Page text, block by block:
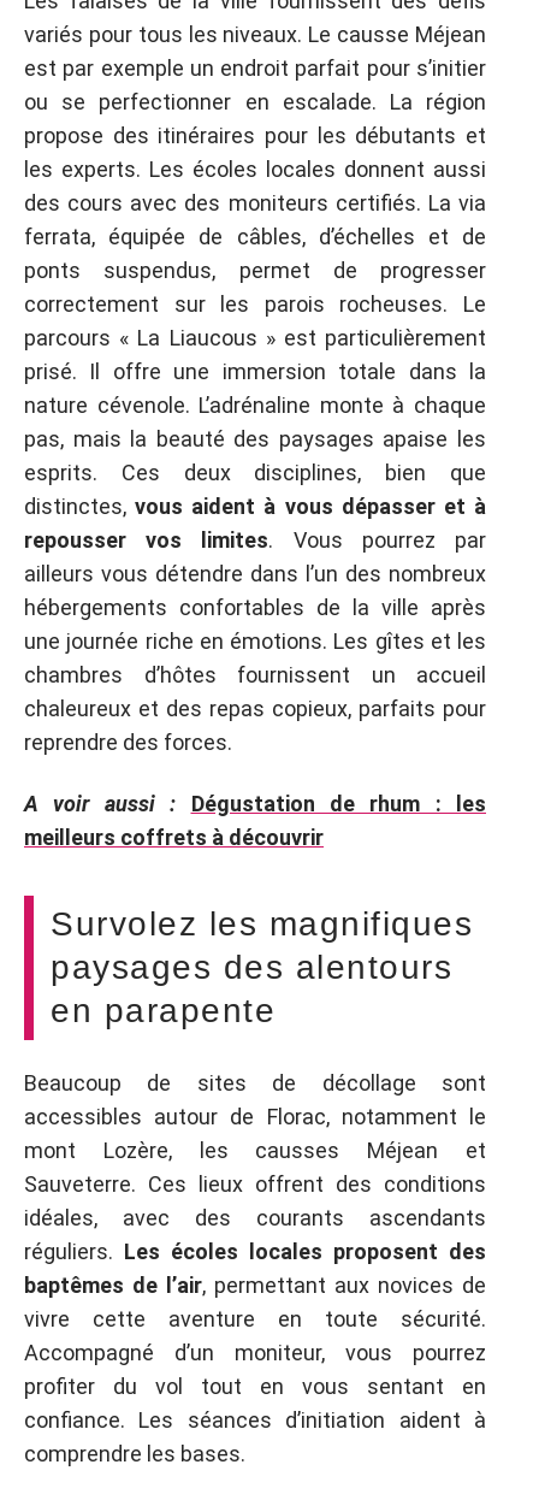
variés pour tous les niveaux. Le causse Méjean
est par exemple un endroit parfait pour s’initier
ou se perfectionner en escalade. La région
propose des itinéraires pour les débutants et
les experts. Les écoles locales donnent aussi
des cours avec des moniteurs certifiés. La via
ferrata, équipée de câbles, d’échelles et de
ponts suspendus, permet de progresser
correctement sur les parois rocheuses. Le
parcours « La Liaucous » est particulièrement
prisé. Il offre une immersion totale dans la
nature cévenole. L’adrénaline monte à chaque
pas, mais la beauté des paysages apaise les
esprits. Ces deux disciplines, bien que
distinctes,vous aident à vous dépasser et à
repousser vos limites. Vous pourrez par
ailleurs vous détendre dans l’un des nombreux
hébergements confortables de la ville après
une journée riche en émotions. Les gîtes et les
chambres d’hôtes fournissent un accueil
chaleureux et des repas copieux, parfaits pour
reprendre des forces.
A voir aussi :
Dégustation de rhum : les
meilleurs coffrets à découvrir
Survolez les magnifiques
paysages des alentours
en parapente
Beaucoup de sites de décollage sont
accessibles autour de Florac, notamment le
mont Lozère, les causses Méjean et
Sauveterre. Ces lieux offrent des conditions
idéales, avec des courants ascendants
réguliers. Les écoles locales proposent des
baptêmes de l’air, permettant aux novices de
vivre cette aventure en toute sécurité.
Accompagné d’un moniteur, vous pourrez
profiter du vol tout en vous sentant en
confiance. Les séances d’initiation aident à
comprendre les bases.